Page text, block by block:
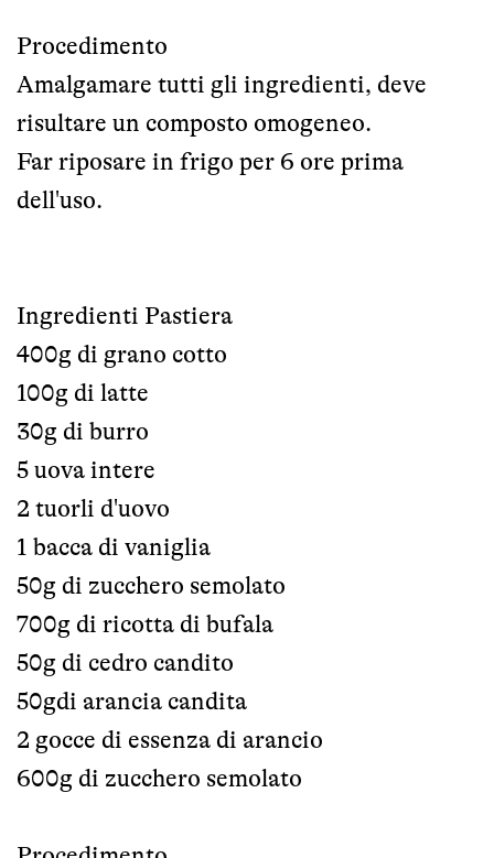
Procedimento
Amalgamare tutti gli ingredienti, deve
risultare un composto omogeneo.
Far riposare in frigo per 6 ore prima
dell'uso.
Ingredienti Pastiera
400g di grano cotto
100g di latte
30g di burro
5 uova intere
2 tuorli d'uovo
1 bacca di vaniglia
50g di zucchero semolato
700g di ricotta di bufala
50g di cedro candito
50gdi arancia candita
2 gocce di essenza di arancio
600g di zucchero semolato